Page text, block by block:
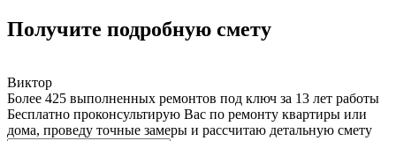
Получите подробную смету
Виктор
Более 425 выполненных ремонтов под ключ за 13 лет работы
Бесплатно проконсультирую Вас по ремонту квартиры или
дома, проведу точные замеры и рассчитаю детальную смету